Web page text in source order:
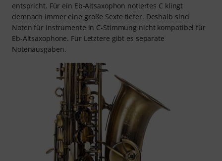
entspricht. Für ein Eb-Altsaxophon notiertes C klingt
demnach immer eine große Sexte tiefer. Deshalb sind
Noten für Instrumente in C-Stimmung nicht kompatibel für
Eb-Altsaxophone. Für Letztere gibt es separate
Notenausgaben.